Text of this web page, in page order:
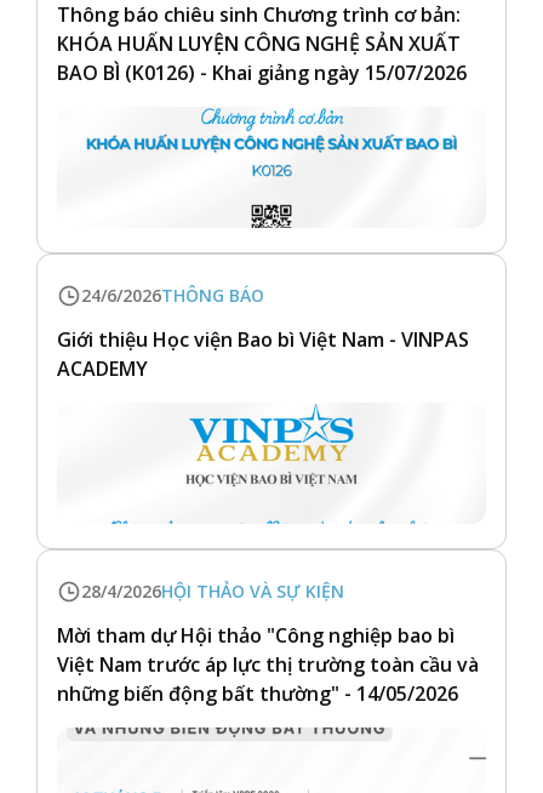
Thông báo chiêu sinh Chương trình cơ bản:
KHÓA HUẤN LUYỆN CÔNG NGHỆ SẢN XUẤT
BAO BÌ (K0126) - Khai giảng ngày 15/07/2026
24/6/2026THÔNG BÁO
Giới thiệu Học viện Bao bì Việt Nam - VINPAS
ACADEMY
28/4/2026HỘI THẢO VÀ SỰ KIỆN
Mời tham dự Hội thảo "Công nghiệp bao bì
Việt Nam trước áp lực thị trường toàn cầu và
những biến động bất thường" - 14/05/2026